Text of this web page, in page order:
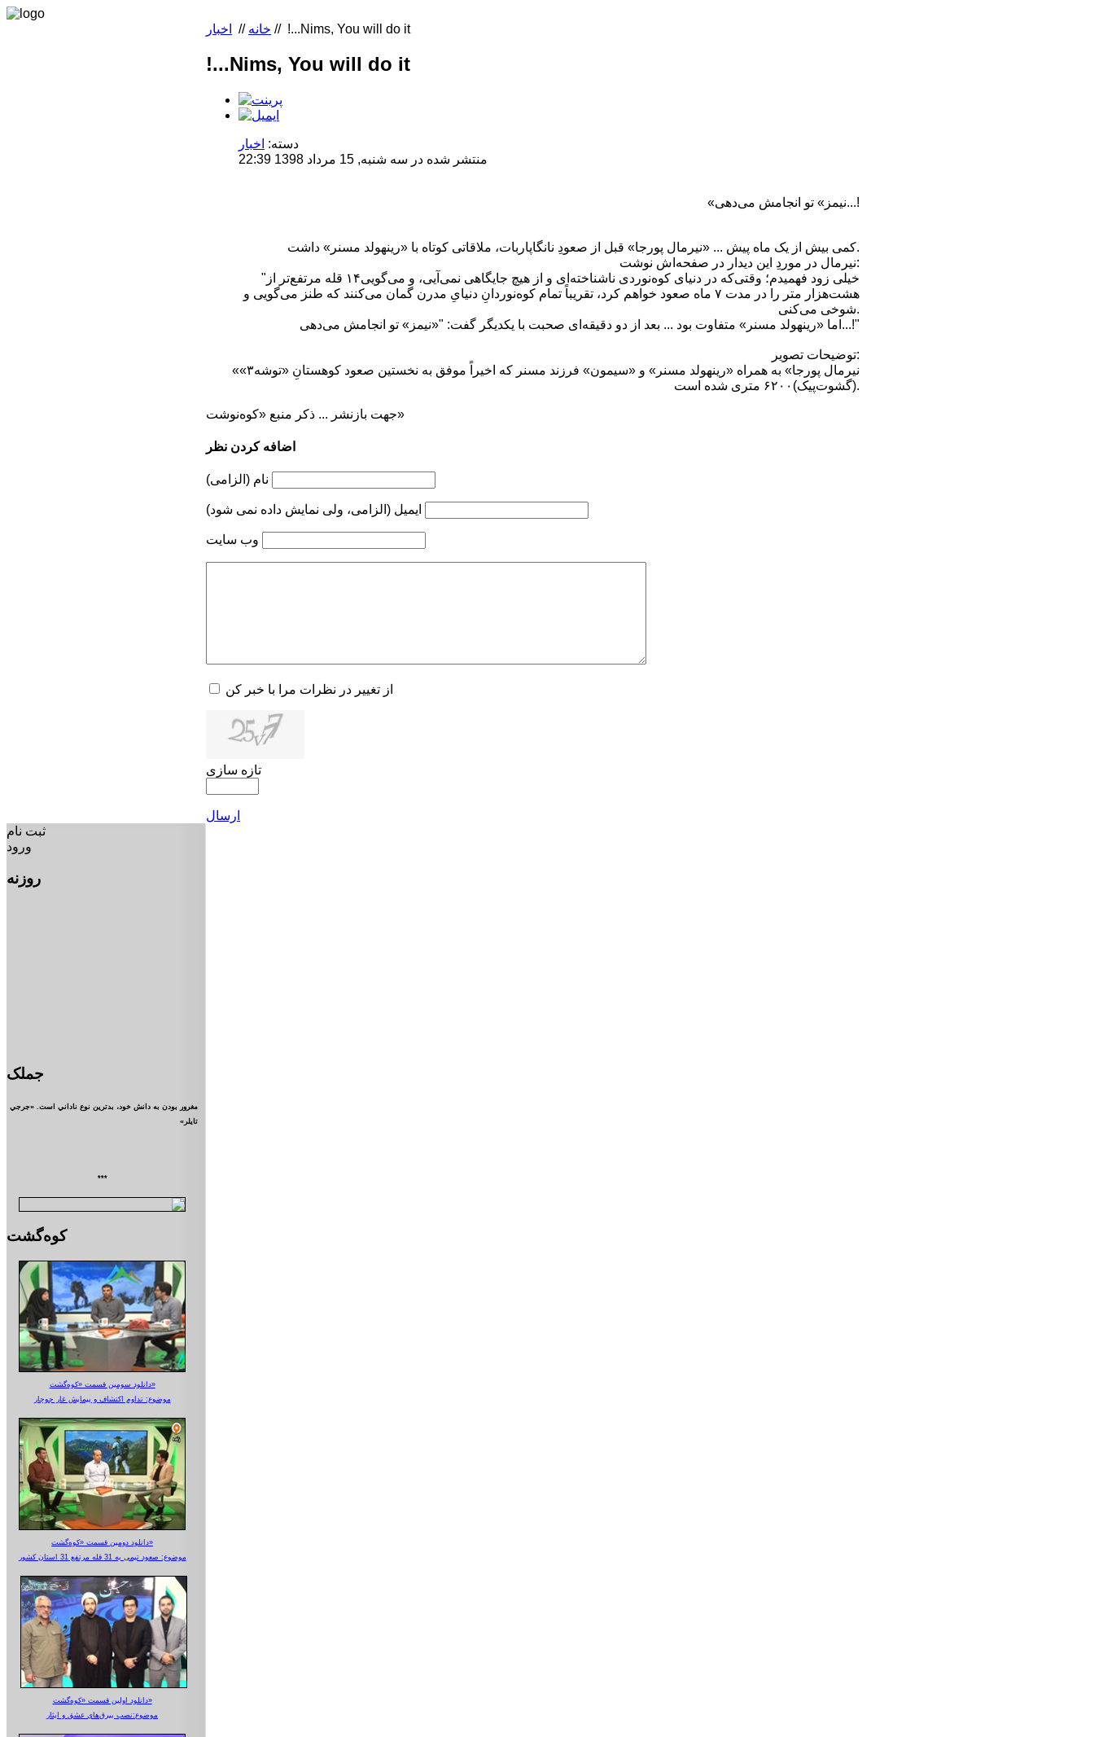
خانه // اخبار // !...Nims, You will do it
!...Nims, You will do it
دسته: اخبار
منتشر شده در سه شنبه, 15 مرداد 1398 22:39
«نیمز» تو انجامش می‌دهی...!
کمی بیش از یک ماه پیش ... «نیرمال پورجا» قبل از صعودِ نانگاپاربات، ملاقاتی کوتاه با «رینهولد مسنر» داشت.
نیرمال در موردِ این دیدار در صفحه‌اش نوشت:
"خیلی زود فهمیدم؛ وقتی‌که در دنیای کوه‌نوردی ناشناخته‌ای و از هیچ جایگاهی نمی‌آیی، و می‌گویی۱۴ قله مرتفع‌تر از
هشت‌هزار متر را در مدت ۷ ماه صعود خواهم کرد، تقریباً تمام کوه‌نوردانِ دنیایِ مدرن گمان می‌کنند که طنز می‌گویی و
شوخی می‌کنی.
اما «رینهولد مسنر» متفاوت بود ... بعد از دو دقیقه‌ای صحبت با یکدیگر گفت: "«نیمز» تو انجامش می‌دهی...!"
توضیحات تصویر:
«نیرمال پورجا» به همراه «رینهولد مسنر» و «سیمون» فرزند مسنر که اخیراً موفق به نخستین صعود کوهستانِ «توشه۳»
(گشوت‌پیک)۶۲۰۰ متری شده است.
جهت بازنشر ... ذکر منبع «کوه‌نوشت»
اضافه کردن نظر
نام (الزامی)
ایمیل (الزامی، ولی نمایش داده نمی شود)
وب سایت
از تغییر در نظرات مرا با خبر کن
تازه سازی
ارسال
ثبت نام
ورود
روزنه
جملک
مغرور بودن به دانش خود، بدترين نوع ناداني است. «جرجي
تايلر»
***
کوه‌گشت
دانلود سومین قسمت «کوه‌گشت»
موضوع: تداوم اکتشاف و پیمایش غار جوجار
دانلود دومین قسمت «کوه‌گشت»
موضوع: صعود تیمی به 31 قله مرتفع 31 استان کشور
دانلود اولین قسمت «کوه‌گشت»
موضوع:نصب بیرق‌های عشق و ایثار